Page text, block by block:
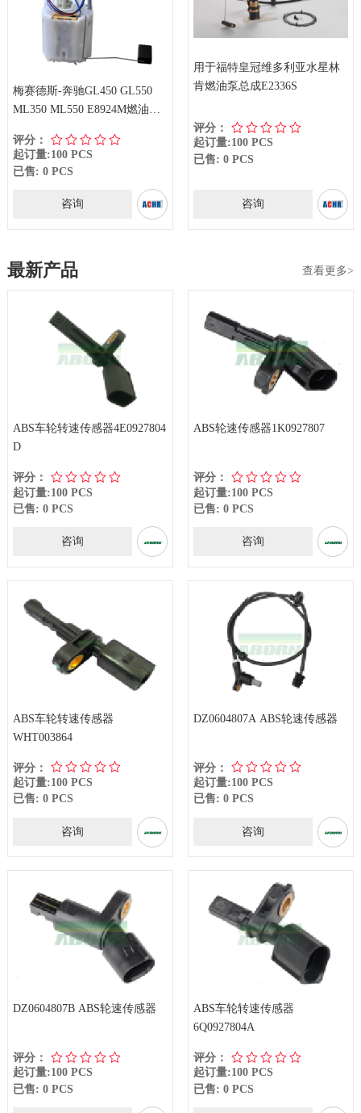
梅赛德斯-奔驰GL450 GL550
ML350 ML550 E8924M燃油泵
评分：
起订量:100 PCS
已售: 0 PCS
咨询
用于福特皇冠维多利亚水星林
肯燃油泵总成E2336S
评分：
起订量:100 PCS
已售: 0 PCS
咨询
最新产品 查看更多>
ABS车轮转速传感器4E0927804
D
评分：
起订量:100 PCS
已售: 0 PCS
咨询
ABS轮速传感器1K0927807
评分：
起订量:100 PCS
已售: 0 PCS
咨询
ABS车轮转速传感器
WHT003864
评分：
起订量:100 PCS
已售: 0 PCS
咨询
DZ0604807A ABS轮速传感器
评分：
起订量:100 PCS
已售: 0 PCS
咨询
DZ0604807B ABS轮速传感器
评分：
起订量:100 PCS
已售: 0 PCS
ABS车轮转速传感器
6Q0927804A
评分：
起订量:100 PCS
已售: 0 PCS